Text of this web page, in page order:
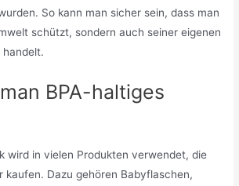
So kann man sicher sein, dass man
schützt, sondern auch seiner eigenen
handelt.
BPA-haltiges
wird in vielen Produkten verwendet, die
kaufen. Dazu gehören Babyflaschen,